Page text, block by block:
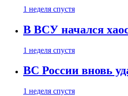
1 неделя спустя
В ВСУ начался
1 неделя спустя
ВС России вновь
1 неделя спустя